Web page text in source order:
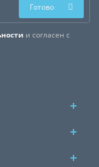
и согласен с
Готово